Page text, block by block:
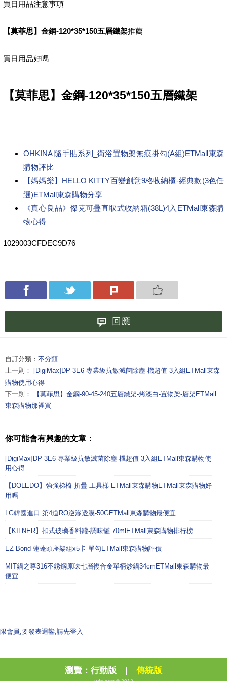
買日用品注意事項
【莫菲思】金鋼-120*35*150五層鐵架推薦
買日用品好嗎
【莫菲思】金鋼-120*35*150五層鐵架
OHKINA 隨手貼系列_衛浴置物架無痕掛勾(A組)ETMall東森
購物評比
【媽媽樂】HELLO KITTY百變創意9格收納櫃-經典款(3色任
選)ETMall東森購物分享
《真心良品》傑克可疊直取式收納箱(38L)4入ETMall東森購
物心得
1029003CFDEC9D76
回應
自訂分類： 不分類
上一則：
[DigiMax]DP-3E6 專業級抗敏滅菌除塵-機超值 3入組ETMall東森
購物使用心得
下一則：
【莫菲思】金鋼-90-45-240五層鐵架-烤漆白-置物架-層架ETMall
東森購物那裡買
你可能會有興趣的文章：
[DigiMax]DP-3E6 專業級抗敏滅菌除塵-機超值 3入組ETMall東森購物使
用心得
【DOLEDO】強強梯椅-折疊-工具梯-ETMall東森購物ETMall東森購物好
用嗎
LG韓國進口 第4道RO逆滲透膜-50GETMall東森購物最便宜
【KILNER】扣式玻璃香料罐-調味罐 70mlETMall東森購物排行榜
EZ Bond 蓮蓬頭座架組x5卡-單勾ETMall東森購物評價
MIT鍋之尊316不銹鋼原味七層複合金單柄炒鍋34cmETMall東森購物最
便宜
限會員,要發表迴響,請先登入
瀏覽： 行動版 傳統版